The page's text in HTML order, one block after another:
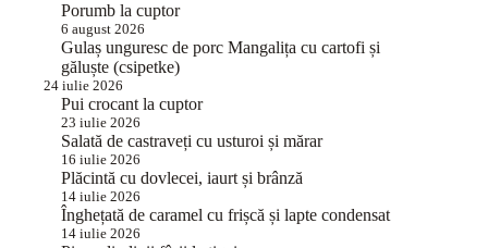
Porumb la cuptor
6 august 2026
Gulaș unguresc de porc Mangalița cu cartofi și
găluște (csipetke)
24 iulie 2026
Pui crocant la cuptor
23 iulie 2026
Salată de castraveți cu usturoi și mărar
16 iulie 2026
Plăcintă cu dovlecei, iaurt și brânză
14 iulie 2026
Înghețată de caramel cu frișcă și lapte condensat
14 iulie 2026